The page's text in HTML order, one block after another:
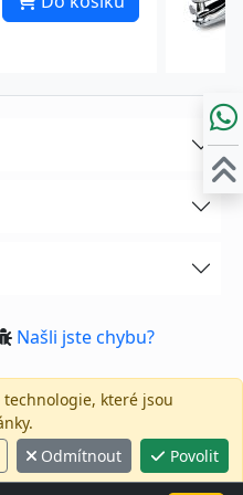
Našli jste chybu?
technologie, které jsou
Odmítnout Povolit